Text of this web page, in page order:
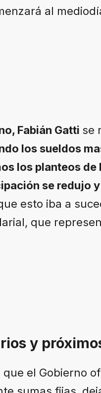
al
Fabián Gatti se
los sueldos
los planteos
se redujo
esto iba a
que
y
el Gobierno